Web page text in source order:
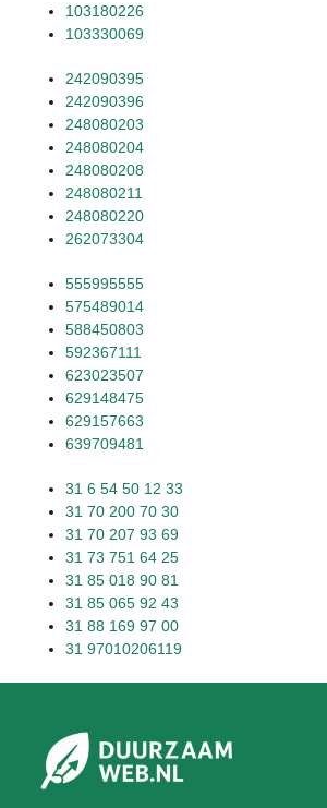
103180226
103330069
242090395
242090396
248080203
248080204
248080208
248080211
248080220
262073304
555995555
575489014
588450803
592367111
623023507
629148475
629157663
639709481
31 6 54 50 12 33
31 70 200 70 30
31 70 207 93 69
31 73 751 64 25
31 85 018 90 81
31 85 065 92 43
31 88 169 97 00
31 97010206119